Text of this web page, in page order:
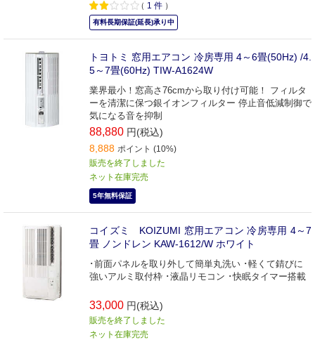
（ 1 件 ）
有料長期保証(延長)承り中
トヨトミ 窓用エアコン 冷房専用 4～6畳(50Hz) /4.
5～7畳(60Hz) TIW-A1624W
業界最小！窓高さ76cmから取り付け可能！ フィルタ
ーを清潔に保つ銀イオンフィルター 停止音低減制御で
気になる音を抑制
88,880 円(税込)
8,888 ポイント (10%)
販売を終了しました
ネット在庫完売
5年無料保証
コイズミ KOIZUMI 窓用エアコン 冷房専用 4～7
畳 ノンドレン KAW-1612/W ホワイト
･前面パネルを取り外して簡単丸洗い ･軽くて錆びに
強いアルミ取付枠 ･液晶リモコン ･快眠タイマー搭載
33,000 円(税込)
販売を終了しました
ネット在庫完売